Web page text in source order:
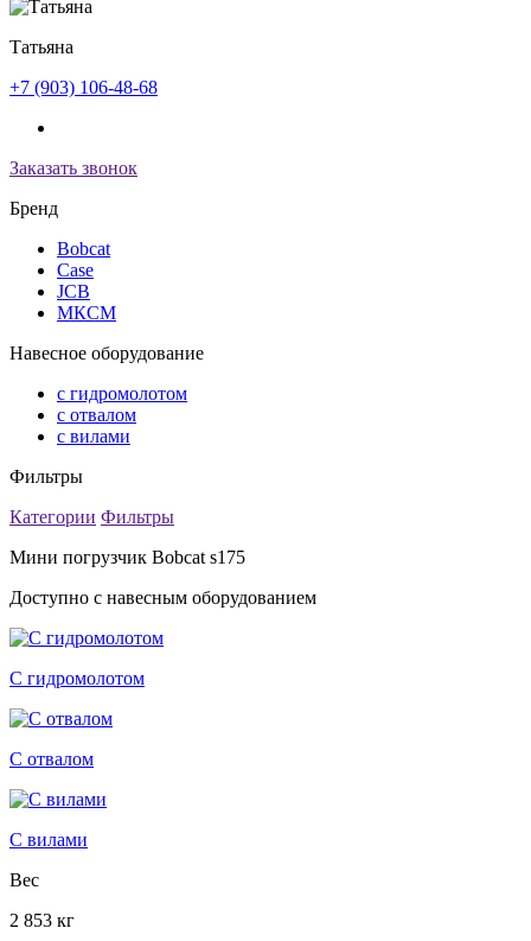
Татьяна
+7 (903) 106-48-68
Заказать звонок
Бренд
Bobcat
Case
JCB
МКСМ
Навесное оборудование
с гидромолотом
с отвалом
с вилами
Фильтры
Категории Фильтры
Мини погрузчик Bobcat s175
Доступно с навесным оборудованием
С гидромолотом
С отвалом
С вилами
Вес
2 853 кг